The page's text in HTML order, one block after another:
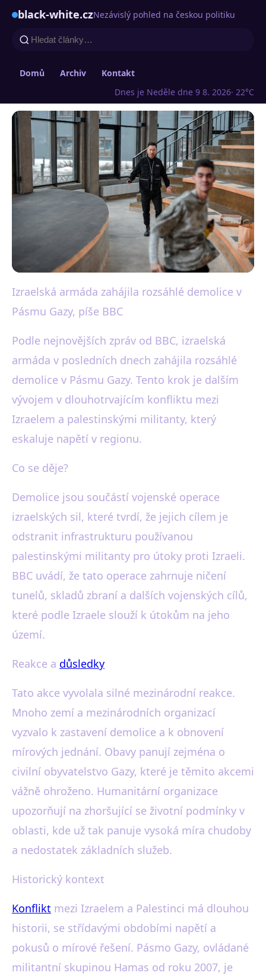
black-white.czNezávislý pohled na českou politiku
Domů Archiv
Kontakt
Dnes je Neděle dne 9 8. 2026· 22°C
black-white.cz
Izraelské demolice v Gaze:
Eskalace konfliktu a reakce
světa
· 3 min čtení · Autor: Anna Bílá
Izraelská armáda zahájila rozsáhlé demolice v
Pásmu Gazy, píše BBC
Podle nejnovějších zpráv od BBC, izraelská
armáda v posledních dnech zahájila rozsáhlé
demolice v Pásmu Gazy. Tento krok je dalším
vývojem v dlouhotrvajícím konfliktu mezi
Izraelem a palestinskými militanty, který
eskaluje napětí v regionu.
Co se děje?
Demolice jsou součástí vojenské operace
izraelských sil, které tvrdí, že jejich cílem je
odstranit infrastrukturu používanou
palestinskými militanty pro útoky proti Izraeli.
BBC uvádí, že tato operace zahrnuje ničení
tunelů, skladů zbraní a dalších vojenských cílů,
které podle Izraele slouží k útokům na jeho
území.
Reakce a důsledky
Tato akce vyvolala silné mezinárodní reakce.
Mnoho zemí a mezinárodních organizací
vyzvalo k zastavení demolice a k obnovení
mírových jednání. Obavy panují zejména o
civilní obyvatelstvo Gazy, které je těmito akcemi
vážně ohroženo. Humanitární organizace
upozorňují na zhoršující se životní podmínky v
oblasti, kde už tak panuje vysoká míra chudoby
a nedostatek základních služeb.
Historický kontext
Konflikt mezi Izraelem a Palestinci má dlouhou
historii, se střídavými obdobími napětí a
pokusů o mírové řešení. Pásmo Gazy, ovládané
militantní skupinou Hamas od roku 2007, je